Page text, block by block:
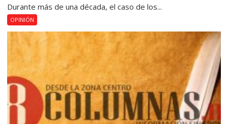
Durante más de una década, el caso de los...
OPINIÓN